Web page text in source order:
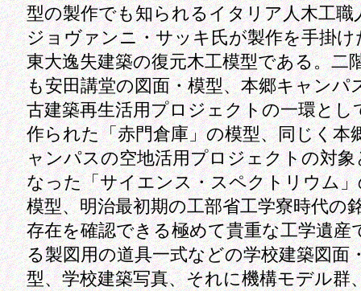
型の製作でも知られるイタリア人木工職
ジョヴァンニ・サッキ氏が製作を手掛け
東大逸失建築の復元木工模型である。二
も安田講堂の図面・模型、本郷キャンパ
古建築再生活用プロジェクトの一環とし
作られた「赤門倉庫」の模型、同じく本
ャンパスの空地活用プロジェクトの対象
なった「サイエンス・スペクトリウム
模型、明治最初期の工部省工学寮時代の
存在を確認できる極めて貴重な工学遺産
る製図用の道具一式などの学校建築図面
型、学校建築写真、それに機構モデル群